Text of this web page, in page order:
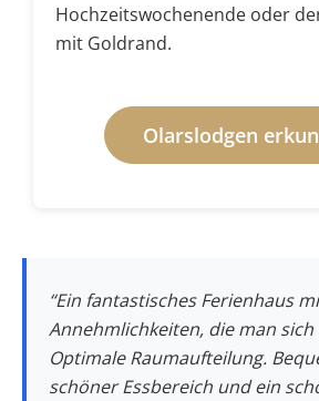
Hochzeitswochenende oder
mit Goldrand.
Olarslodgen
“Ein fantastisches Ferienhaus
Annehmlichkeiten, die man
Optimale Raumaufteilung.
schöner Essbereich und ein